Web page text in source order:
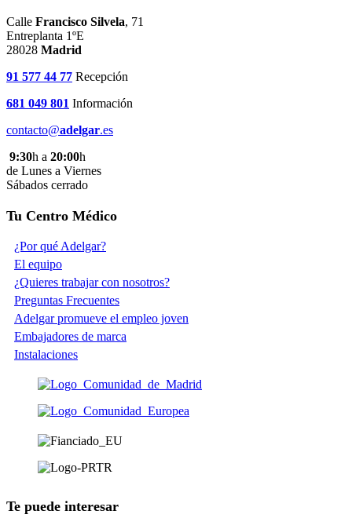
Calle Francisco Silvela, 71
Entreplanta 1ºE
28028 Madrid
91 577 44 77 Recepción
681 049 801 Información
contacto@adelgar.es
9:30h a 20:00h
de Lunes a Viernes
Sábados cerrado
Tu Centro Médico
¿Por qué Adelgar?
El equipo
¿Quieres trabajar con nosotros?
Preguntas Frecuentes
Adelgar promueve el empleo joven
Embajadores de marca
Instalaciones
Te puede interesar